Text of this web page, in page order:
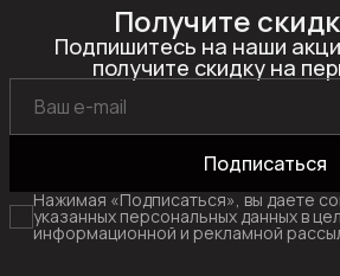
Получите
Подпишитесь на наши
получите скидку на
Подписаться
Нажимая «Подписаться», вы даете
указанных персональных данных в
информационной и рекламной